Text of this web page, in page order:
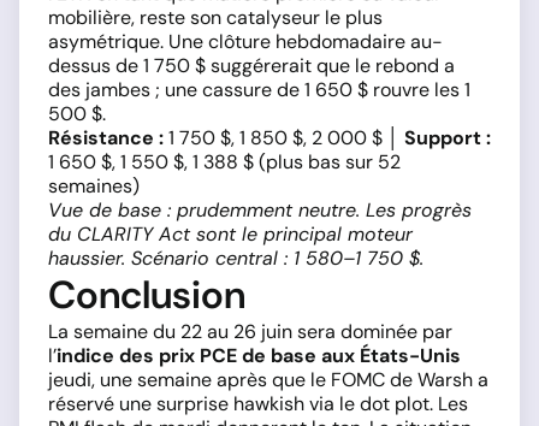
mobilière, reste son catalyseur le plus
asymétrique. Une clôture hebdomadaire au-
dessus de 1 750 $ suggérerait que le rebond a
des jambes ; une cassure de 1 650 $ rouvre les 1
500 $.
Résistance :1 750 $, 1 850 $, 2 000 $ │ Support :
1 650 $, 1 550 $, 1 388 $ (plus bas sur 52
semaines)
Vue de base : prudemment neutre. Les progrès
du CLARITY Act sont le principal moteur
haussier. Scénario central : 1 580–1 750 $.
Conclusion
La semaine du 22 au 26 juin sera dominée par
l’indice des prix PCE de base aux États-Unis
jeudi, une semaine après que le FOMC de Warsh a
réservé une surprise hawkish via le dot plot. Les